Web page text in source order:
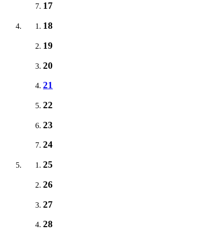
17
18
19
20
21
22
23
24
25
26
27
28